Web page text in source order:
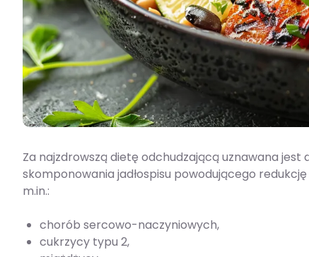
Za najzdrowszą dietę odchudzającą uznawana
skomponowania jadłospisu powodującego
m.in.:
chorób sercowo-naczyniowych,
cukrzycy typu 2,